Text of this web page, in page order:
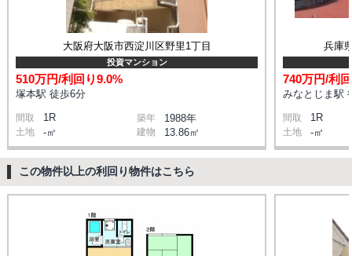
大阪府大阪市西淀川区野里1丁目
投資マンション
510万円/利回り9.0%
塚本駅 徒歩6分
間取 1R 築年 1988年
土地 -㎡ 建物 13.86㎡
兵庫
740万円/利
みなとじま駅
間取 1R
土地 -㎡
この物件以上の利回り物件はこちら